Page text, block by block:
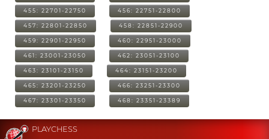
455: 22701-22750 456: 22751-22800
457: 22801-22850 458: 22851-22900
459: 22901-22950 460: 22951-23000
461: 23001-23050 462: 23051-23100
463: 23101-23150 464: 23151-23200
465: 23201-23250 466: 23251-23300
467: 23301-23350 468: 23351-23389
PLAYCHESS